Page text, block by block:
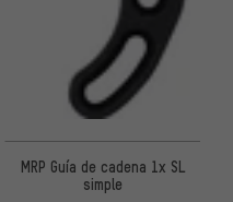
MRP Guía de cadena 1x SL
simple